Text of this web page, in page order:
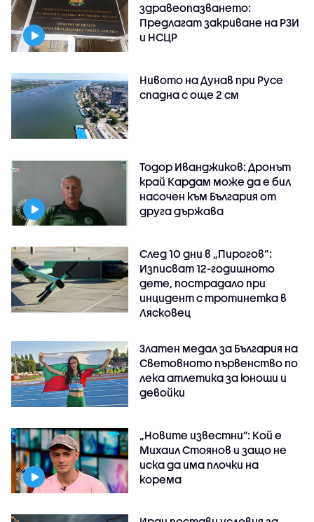
здравеопазването:
Предлагат закриване на РЗИ
и НСЦР
Нивото на Дунав при Русе
спадна с още 2 см
Тодор Иванджиков: Дронът
край Кардам може да е бил
насочен към България от
друга държава
След 10 дни в „Пирогов“:
Изписват 12-годишното
дете, пострадало при
инцидент с тротинетка в
Лясковец
Златен медал за България на
Световното първенство по
лека атлетика за юноши и
девойки
„Новите известни”: Кой е
Михаил Стоянов и защо не
иска да има плочки на
корема